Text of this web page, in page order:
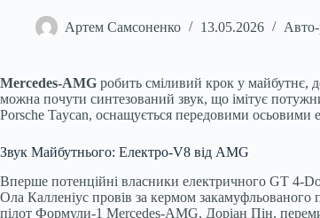
Артем Самсоненко 13.05.2026
Mercedes-AMG робить сміливий крок у майбутнє,
можна почути синтезований звук, що імітує
Porsche Taycan, оснащується передовими осьовими
Звук Майбутнього: Електро-V8 від AMG
Вперше потенційні власники електричного GT 4-
Ола Калленіус провів за кермом
пілот Формули-1 Mercedes-AMG, Доріан Пін,